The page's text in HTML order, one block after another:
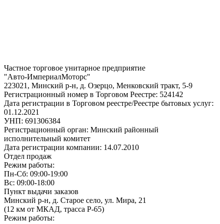
Частное торговое унитарное предприятие
"Авто-ИмпериалМоторс"
223021, Минский р-н, д. Озерцо, Менковский тракт, 5-9
Регистрационный номер в Торговом Реестре: 524142
Дата регистрации в Торговом реестре/Реестре бытовых услуг:
01.12.2021
УНП: 691306384
Регистрационный орган: Минский районный
исполнительный комитет
Дата регистрации компании: 14.07.2010
Отдел продаж
Режим работы:
Пн-Сб: 09:00-19:00
Вс: 09:00-18:00
Пункт выдачи заказов
Минский р-н, д. Старое село, ул. Мира, 21
(12 км от МКАД, трасса P-65)
Режим работы: